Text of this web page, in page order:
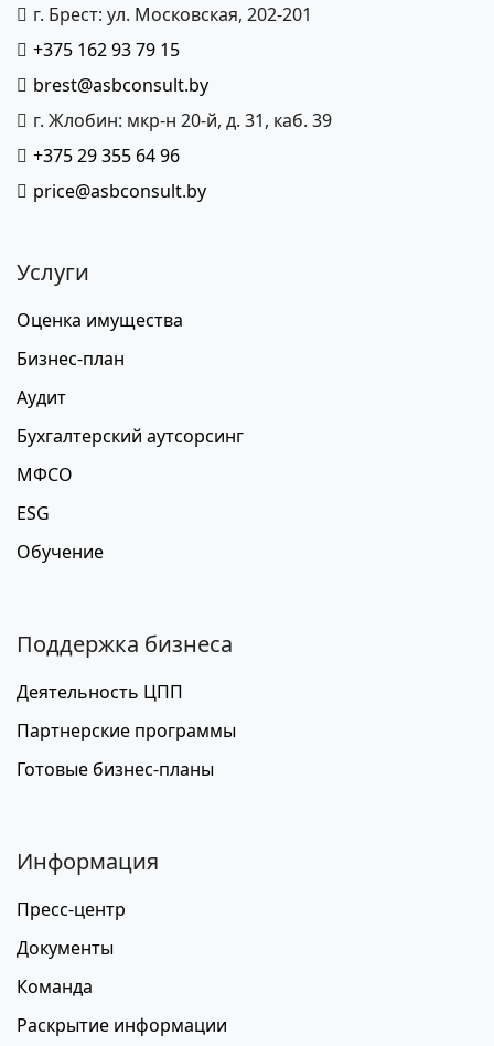
г. Брест: ул. Московская, 202-201
+375 162 93 79 15
brest@asbconsult.by
г. Жлобин: мкр-н 20-й, д. 31, каб. 39
+375 29 355 64 96
price@asbconsult.by
Услуги
Оценка имущества
Бизнес-план
Аудит
Бухгалтерский аутсорсинг
МФСО
ESG
Обучение
Поддержка бизнеса
Деятельность ЦПП
Партнерские программы
Готовые бизнес-планы
Информация
Пресс-центр
Документы
Команда
Раскрытие информации